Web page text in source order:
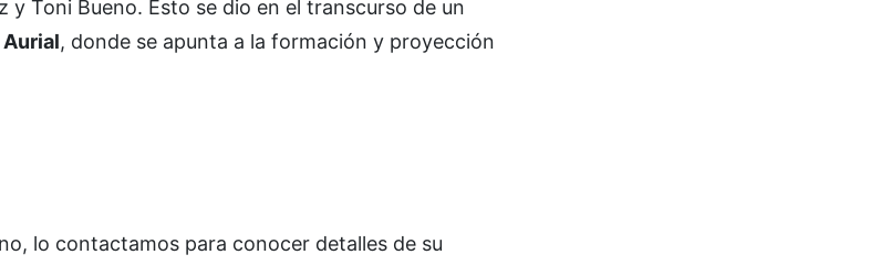
y Toni Bueno. Esto se dio en el transcurso de un
, donde se apunta a la formación y proyección
lo contactamos para conocer detalles de su